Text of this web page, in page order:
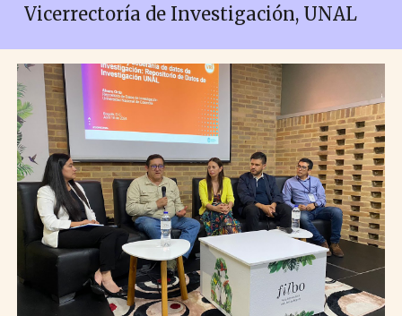
Vicerrectoría de Investigación, UNAL